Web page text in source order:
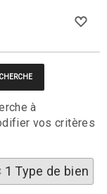
à
vos critères
1 Type de bien